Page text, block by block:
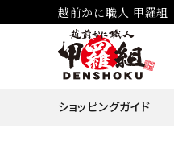
越前かに職人 甲羅組
ショッピングガイド